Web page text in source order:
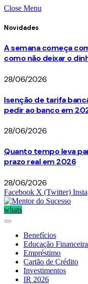
Close Menu
Novidades
A semana começa
como não deixar o
28/06/2026
Isenção de tarifa
pedir ao banco em
28/06/2026
Quanto tempo leva
prazo real em 2026
28/06/2026
Facebook X (Twitter)
whats
Benefícios
Educação Financeira
Empréstimo
Cartão de Crédito
Investimentos
IR 2026